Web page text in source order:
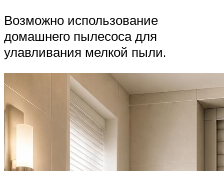
Возможно использование
домашнего пылесоса для
улавливания мелкой пыли.